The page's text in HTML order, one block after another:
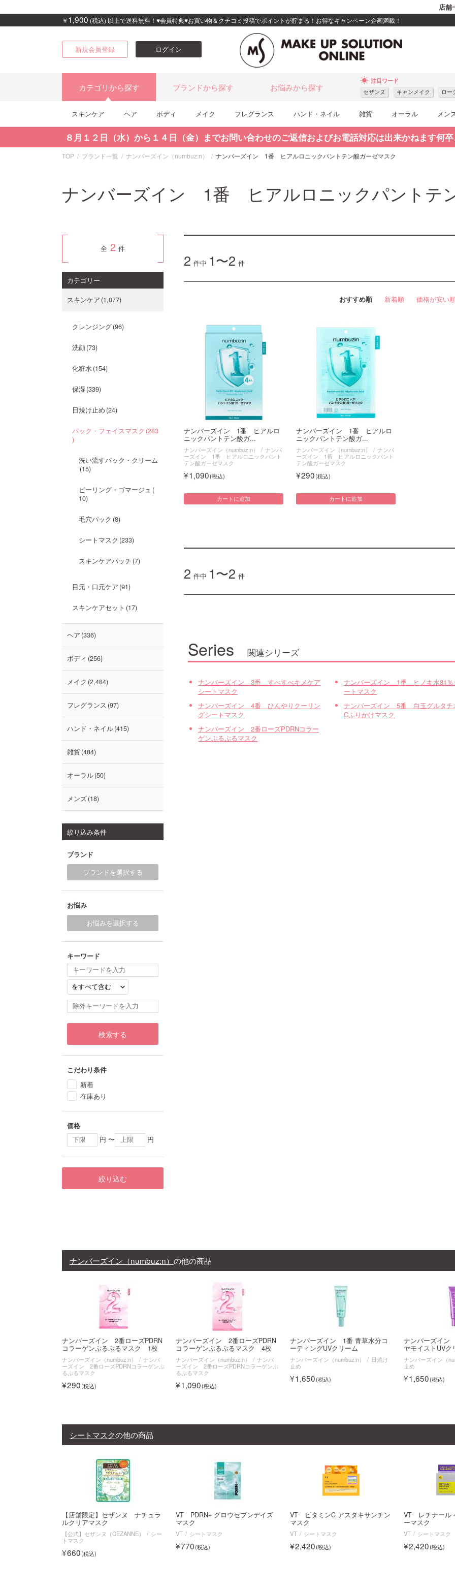
店舗
￥ 1,900 (税込) 以上で送料無料！♥会員特典♥お買い物＆クチコミ投稿でポイントが貯まる！お得なキャンペーン企画満載！
新規会員登録 ログイン
カテゴリから探す ブランドから探す お悩みから探す
wb_sunny 注目ワード
セザンヌ キャンメイク ロー
スキンケア ヘア ボディ メイク フレグランス ハンド・ネイル 雑貨 オーラル メン
８月１２日（水）から１４日（金）までお問い合わせのご返信およびお電話対応は出来かねます何
TOP ブランド一覧 ナンバーズイン（numbuz:n） ナンバーズイン 1番 ヒアルロニックパントテン酸ガーゼマスク
ナンバーズイン 1番 ヒアルロニックパントテ
2 件中 1〜2 件
おすすめ順 新着順 価格が安い
ナンバーズイン 1番 ヒアルロ
ニックパントテン酸ガ...
ナンバーズイン（numbuz:n）
ナンバ
ーズイン 1番 ヒアルロニックパント
テン酸ガーゼマスク
1,090
カートに追加
ナンバーズイン 1番 ヒアルロ
ニックパントテン酸ガ...
ナンバーズイン（numbuz:n）
ナンバ
ーズイン 1番 ヒアルロニックパント
テン酸ガーゼマスク
290
カートに追加
2 件中 1〜2 件
Series 関連シリーズ
ナンバーズイン 3番 すべすべキメケア
シートマスク
ナンバーズイン 1番 ヒノキ水81％
ートマスク
ナンバーズイン 4番 ひんやりクーリン
グシートマスク
ナンバーズイン 5番 白玉グルタチ
Cふりかけマスク
ナンバーズイン 2番ローズPDRNコラー
ゲンぷるぷるマスク
全 2 件
カテゴリー
スキンケア 1,077
クレンジング 96
洗顔 73
化粧水 154
保湿 339
日焼け止め 24
パック・フェイスマスク 283
洗い流すパック・クリーム
15
ピーリング・ゴマージュ
10
毛穴パック 8
シートマスク 233
スキンケアパッチ 7
目元・口元ケア 91
スキンケアセット 17
ヘア 336
ボディ 256
メイク 2,484
フレグランス 97
ハンド・ネイル 415
雑貨 484
オーラル 50
メンズ 18
絞り込み条件
ブランド
ブランドを選択する
お悩み
お悩みを選択する
キーワード
検索する
こだわり条件
新着
在庫あり
価格
円 〜 円
絞り込む
ナンバーズイン（numbuz:n） の他の商品
ナンバーズイン 2番ローズPDRN
コラーゲンぷるぷるマスク 1枚
ナンバーズイン（numbuz:n）
ナンバ
ーズイン 2番ローズPDRNコラーゲンぷ
るぷるマスク
290
ナンバーズイン 2番ローズPDRN
コラーゲンぷるぷるマスク 4枚
ナンバーズイン（numbuz:n）
ナンバ
ーズイン 2番ローズPDRNコラーゲンぷ
るぷるマスク
1,090
ナンバーズイン 1番 青草水分コ
ーティングUVクリーム
ナンバーズイン（numbuz:n）
日焼け
止め
1,650
ナンバーズイン
ヤモイストUVク
ナンバーズイン（
止め
1,650
シートマスクの他の商品
【店舗限定】セザンヌ ナチュラ
ルクリアマスク
【公式】セザンヌ（CEZANNE）
シー
トマスク
660
VT PDRN+ グロウセブンデイズ
マスク
VT シートマスク
770
VT ビタミンC アスタキサンチン
マスク
VT シートマスク
2,420
VT レチナール
ーマスク
VT シートマスク
2,420